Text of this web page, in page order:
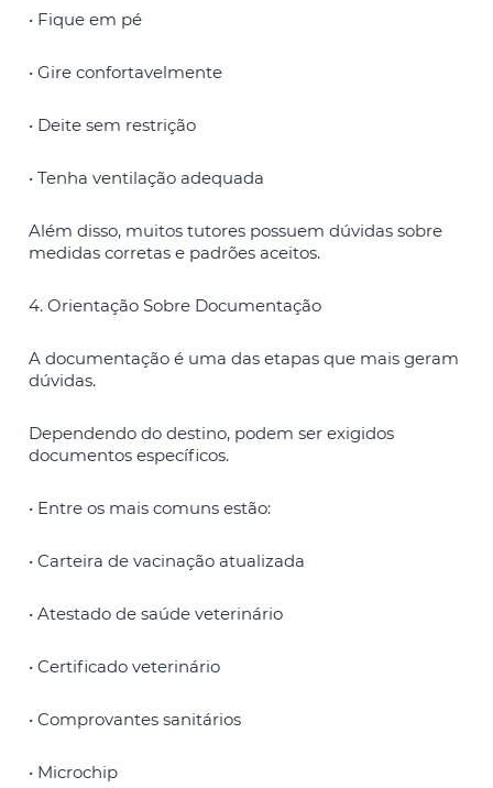
• Fique em pé
• Gire confortavelmente
• Deite sem restrição
• Tenha ventilação adequada
Além disso, muitos tutores possuem dúvidas sobre
medidas corretas e padrões aceitos.
4. Orientação Sobre Documentação
A documentação é uma das etapas que mais geram
dúvidas.
Dependendo do destino, podem ser exigidos
documentos específicos.
• Entre os mais comuns estão:
• Carteira de vacinação atualizada
• Atestado de saúde veterinário
• Certificado veterinário
• Comprovantes sanitários
• Microchip